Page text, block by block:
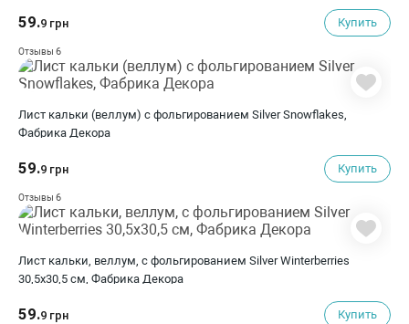
59.9 грн Купить
Отзывы 6
Лист кальки (веллум) с фольгированием Silver Snowflakes,
Фабрика Декора
59.9 грн Купить
Отзывы 6
Лист кальки, веллум, с фольгированием Silver Winterberries
30,5х30,5 см, Фабрика Декора
59.9 грн Купить